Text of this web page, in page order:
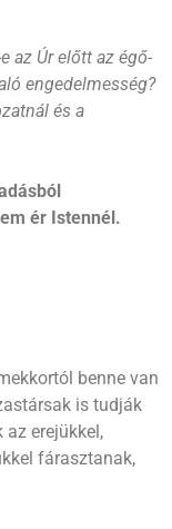
az Úr előtt az égő-
engedelmesség?
és a
ér Istennél.
benne van
is tudják
erejükkel,
fárasztanak,